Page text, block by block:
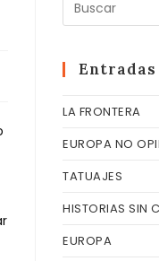
Entradas
LA FRONTERA
EUROPA NO
TATUAJES
HISTORIAS SIN
EUROPA